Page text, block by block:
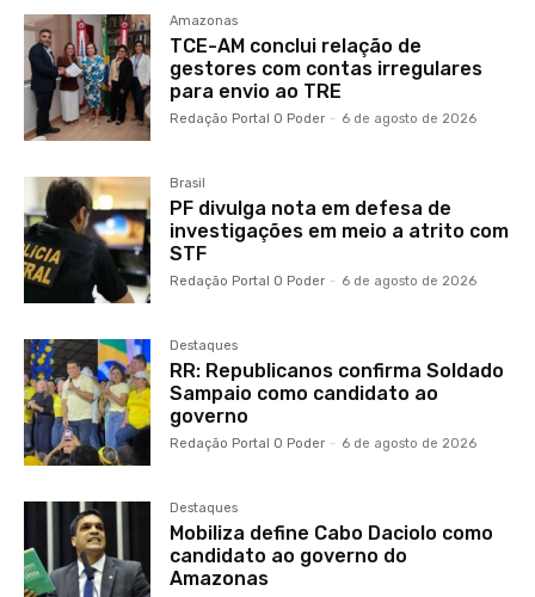
Amazonas
TCE-AM conclui relação de
gestores com contas irregulares
para envio ao TRE
Redação Portal O Poder - 6 de agosto de 2026
Brasil
PF divulga nota em defesa de
investigações em meio a atrito com
STF
Redação Portal O Poder - 6 de agosto de 2026
Destaques
RR: Republicanos confirma Soldado
Sampaio como candidato ao
governo
Redação Portal O Poder - 6 de agosto de 2026
Destaques
Mobiliza define Cabo Daciolo como
candidato ao governo do
Amazonas